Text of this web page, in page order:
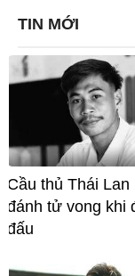
TIN MỚI
Cầu thủ Thái Lan
đánh tử vong khi
đấu